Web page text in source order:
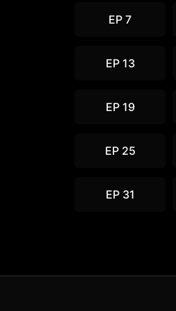
EP 7
EP 13
EP 19
EP 25
EP 31